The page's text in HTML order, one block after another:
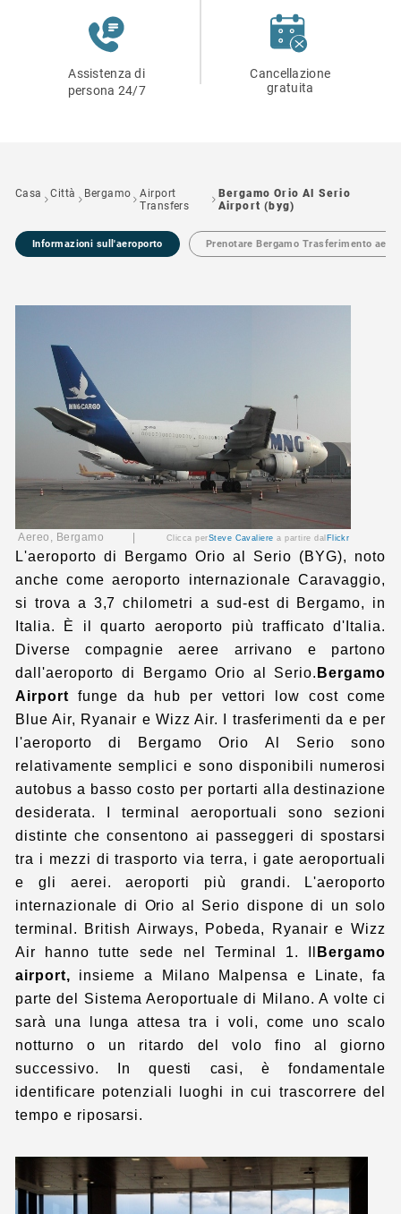
Cancellazione
gratuita
Assistenza di
persona 24/7
Casa Città Bergamo
Airport
Transfers
Bergamo Orio Al Serio
Airport (byg)
Informazioni sull'aeroporto Prenotare Bergamo Trasferimento
Aereo, Bergamo | Clicca perSteve Cavaliere a partire dal Flickr
L'aeroporto di Bergamo Orio al Serio (BYG), noto
anche come aeroporto internazionale Caravaggio,
si trova a 3,7 chilometri a sud-est di Bergamo, in
Italia. È il quarto aeroporto più trafficato d'Italia.
Diverse compagnie aeree arrivano e partono
dall'aeroporto di Bergamo Orio al Serio. Bergamo
Airport funge da hub per vettori low cost come
Blue Air, Ryanair e Wizz Air. I trasferimenti da e per
l'aeroporto di Bergamo Orio Al Serio sono
relativamente semplici e sono disponibili numerosi
autobus a basso costo per portarti alla destinazione
desiderata. I terminal aeroportuali sono sezioni
distinte che consentono ai passeggeri di spostarsi
tra i mezzi di trasporto via terra, i gate aeroportuali
e gli aerei. aeroporti più grandi. L'aeroporto
internazionale di Orio al Serio dispone di un solo
terminal. British Airways, Pobeda, Ryanair e Wizz
Air hanno tutte sede nel Terminal 1. Il
Bergamo
airport, insieme a Milano Malpensa e Linate, fa
parte del Sistema Aeroportuale di Milano. A volte ci
sarà una lunga attesa tra i voli, come uno scalo
notturno o un ritardo del volo fino al giorno
successivo. In questi casi, è fondamentale
identificare potenziali luoghi in cui trascorrere del
tempo e riposarsi.